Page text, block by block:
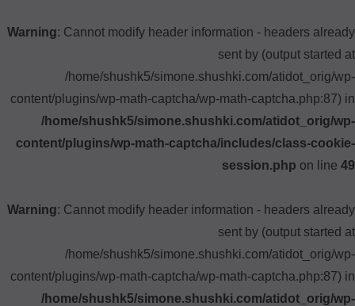
Warning: Cannot modify header information - headers already
sent by (output started at
/home/shushk5/simone.shushki.com/atidot_orig/wp-
content/plugins/wp-math-captcha/wp-math-captcha.php:87) in
/home/shushk5/simone.shushki.com/atidot_orig/wp-
content/plugins/wp-math-captcha/includes/class-cookie-
session.php on line 49
Warning: Cannot modify header information - headers already
sent by (output started at
/home/shushk5/simone.shushki.com/atidot_orig/wp-
content/plugins/wp-math-captcha/wp-math-captcha.php:87) in
/home/shushk5/simone.shushki.com/atidot_orig/wp-